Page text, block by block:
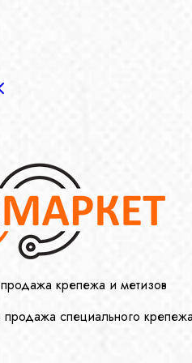
крепежа и метизов
продажа специального